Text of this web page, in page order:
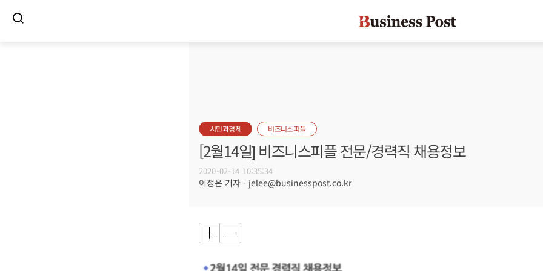
시민과경제 비즈니스피플
[2월14일] 비즈니스피플 전문/경력직 채용정보
2020-02-14 10:35:34
이정은 기자 - jelee@businesspost.co.kr